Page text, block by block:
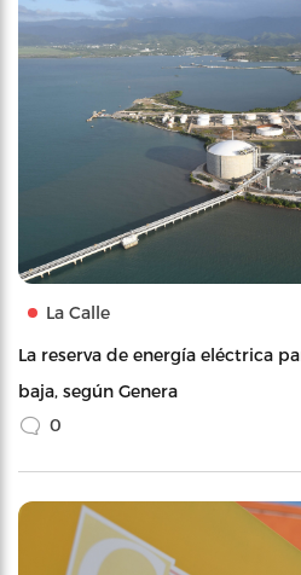
La Calle
La reserva de energía eléctrica
baja, según Genera
0